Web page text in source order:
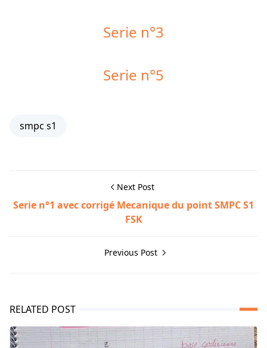
Serie n°3
Serie n°5
smpc s1
Next Post
Serie n°1 avec corrigé Mecanique du point SMPC S1
FSK
Previous Post
RELATED POST